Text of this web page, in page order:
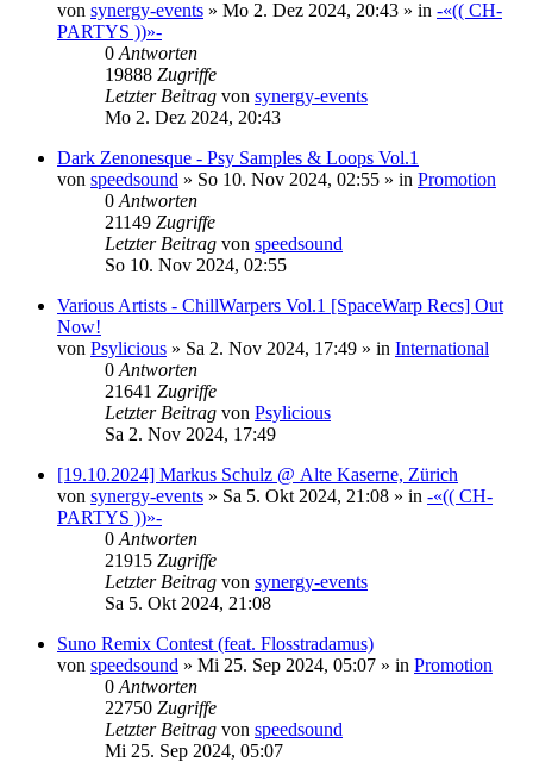
von synergy-events » Mo 2. Dez 2024, 20:43 » in -«(( CH-
PARTYS ))»-
0 Antworten
19888 Zugriffe
Letzter Beitrag von synergy-events
Mo 2. Dez 2024, 20:43
Dark Zenonesque - Psy Samples & Loops Vol.1
von speedsound » So 10. Nov 2024, 02:55 » in Promotion
0 Antworten
21149 Zugriffe
Letzter Beitrag von speedsound
So 10. Nov 2024, 02:55
Various Artists - ChillWarpers Vol.1 [SpaceWarp Recs] Out
Now!
von Psylicious » Sa 2. Nov 2024, 17:49 » in International
0 Antworten
21641 Zugriffe
Letzter Beitrag von Psylicious
Sa 2. Nov 2024, 17:49
[19.10.2024] Markus Schulz @ Alte Kaserne, Zürich
von synergy-events » Sa 5. Okt 2024, 21:08 » in -«(( CH-
PARTYS ))»-
0 Antworten
21915 Zugriffe
Letzter Beitrag von synergy-events
Sa 5. Okt 2024, 21:08
Suno Remix Contest (feat. Flosstradamus)
von speedsound » Mi 25. Sep 2024, 05:07 » in Promotion
0 Antworten
22750 Zugriffe
Letzter Beitrag von speedsound
Mi 25. Sep 2024, 05:07